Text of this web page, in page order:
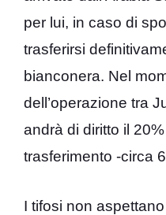
per lui, in caso di
trasferirsi
bianconera. Nel
dell’operazione tra
andrà di diritto il
trasferimento -circa
I tifosi non